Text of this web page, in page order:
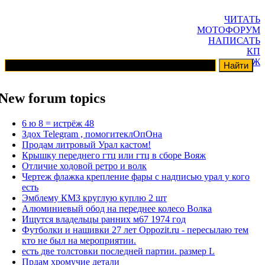
ЧИТАТЬ
МОТОФОРУМ
НАПИСАТЬ
КП
ГАРАЖ
forum topics
6 ю 8 = истрёж 48
Здох Telegram , помогитеклОпОна
Продам литровый Урал кастом!
Крышку переднего гтц или гтц в сборе Вояж
Отличие ходовой ретро и волк
Чертеж флажка крепление фары с надписью урал у кого
есть
Эмблему КМЗ круглую куплю 2 шт
Алюминиевый обод на переднее колесо Волка
Ищутся владельцы ранних м67 1974 год
Футболки и нашивки 27 лет Oppozit.ru - пересылаю тем
кто не был на мероприятии.
есть две толстовки последней партии. размер L
Прдам хромучие детали